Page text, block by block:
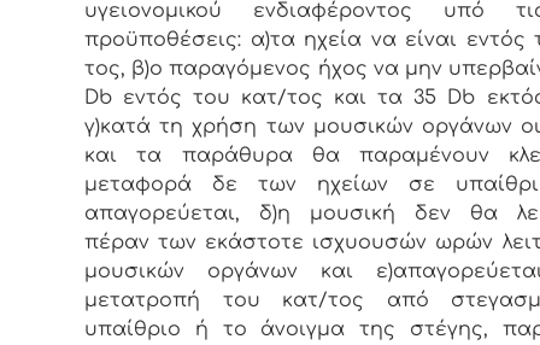
υγειονομικού ενδιαφέροντος υπό
προϋποθέσεις: α)τα ηχεία να είναι εντός
τος, β)ο παραγόμενος ήχος να μην
Db εντός του κατ/τος και τα 35 Db
γ)κατά τη χρήση των μουσικών οργάνων
και τα παράθυρα θα παραμένουν
μεταφορά δε των ηχείων σε
απαγορεύεται, δ)η μουσική δεν θα
πέραν των εκάστοτε ισχυουσών ωρών
μουσικών οργάνων και
μετατροπή του κατ/τος από
υπαίθριο ή το άνοιγμα της στέγης,